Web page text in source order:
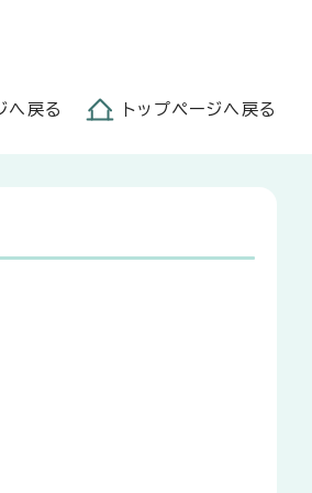
へ戻る トップページへ戻る